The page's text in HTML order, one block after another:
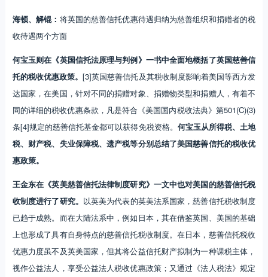
海顿、解锟： 将英国的慈善信托优惠待遇归纳为慈善组织和捐赠者的税
收待遇两个方面
何宝玉则在《英国信托法原理与判例》一书中全面地概括了英国慈善信
托的税收优惠政策。[3]英国慈善信托及其税收制度影响着美国等西方发
达国家，在美国，针对不同的捐赠对象、捐赠物类型和捐赠人，有着不
同的详细的税收优惠条款，凡是符合《美国国内税收法典》第501(C)(3)
条[4]规定的慈善信托基金都可以获得免税资格。 何宝玉从所得税、土地
税、财产税、失业保障税、遗产税等分别总结了美国慈善信托的税收优
惠政策。
王金东在《英美慈善信托法律制度研究》一文中也对美国的慈善信托税
收制度进行了研究。 以英美为代表的英美法系国家，慈善信托税收制度
已趋于成熟。而在大陆法系中，例如日本，其在借鉴英国、美国的基础
上也形成了具有自身特点的慈善信托税收制度。在日本，慈善信托税收
优惠力度虽不及英美国家，但其将公益信托财产拟制为一种课税主体，
视作公益法人，享受公益法人税收优惠政策；又通过《法人税法》规定